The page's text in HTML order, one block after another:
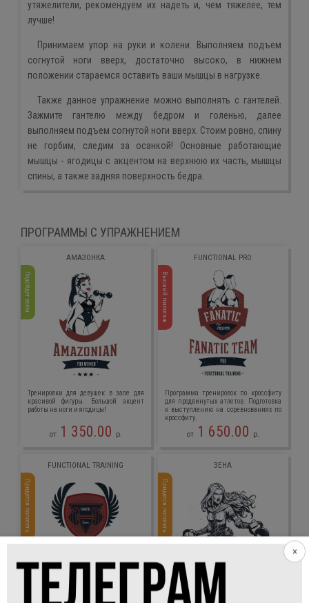
утяжелители, рекомендуем их надеть и, чем тяжелее, тем
лучше!
Принимаем упор на руки и колени. Выполняем подъем
согнутой ноги вверх, достаточно высоко, в нижнем
положении стараемся оставить ваши мышцы в нагрузке.
Также данное упражнение можно выполнять с гантелей.
Зажмите гантелю между бедром и голенью, далее
выполняем подъем согнутой ноги вверх. Стоим ровно, спину
не горбим, следим за осанкой! Основные работающие
мышцы - ягодицы с акцентом на верхнюю их часть, мышцы
спины, а также задняя поверхность бедра.
ПРОГРАММЫ С УПРАЖНЕНИЕМ
АМАЗОНКА
Подойдет всем
Тренировки для девушек в зале для
красивой фигуры. Большой акцент
работы на ноги и ягодицы!
от 1 350.00 р.
FUNCTIONAL PRO
Высший пилотаж
Программа тренировок по кроссфиту
для продвинутых атлетов. Подготовка
к выступлению на соревнованиях по
кроссфиту.
от 1 650.00 р.
FUNCTIONAL TRAINING
Придется попотеть
Для атлетов, которые желают
ЗЕНА
Придется попотеть
Тренировки с гирей для девушек. Два
×